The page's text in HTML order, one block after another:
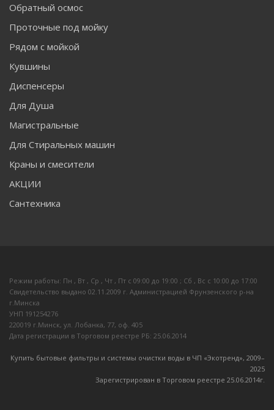
Обратный осмос
Проточные под мойку
Рядом с мойкой
Кувшины
Диспенсеры
Для Душа
Магистральные
Для Стиральных машин
Краны и смесители
АКЦИИ
Сантехника
Режим работы: Пн , Вт , Ср , Чт , Пт c 09:00 до 19:00 ; Сб , Вс c 10:00 до 17:00
Свидетельство выдано 02.11.2009 г. Администрацией Фрунзенского р-на
г.Минска
УНП 191254276
220019 г.Минск, ул. Лобанка, 77, оф. 405
Дата регистрации в Торговом реестре РБ: 25.06.2014
Купить бытовые фильтры и системы очистки воды в ЧП «Экотренд», 2009–
2025
Зарегистрирован в Торговом реестре 25.06.2014г.